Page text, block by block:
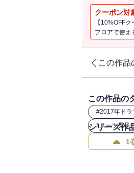
月９ドラマ
クーポン対
【10%OFF
フロアで使え
この作品
この作品の
#2017年ドラ
#スーツ男子
シリーズ作
1